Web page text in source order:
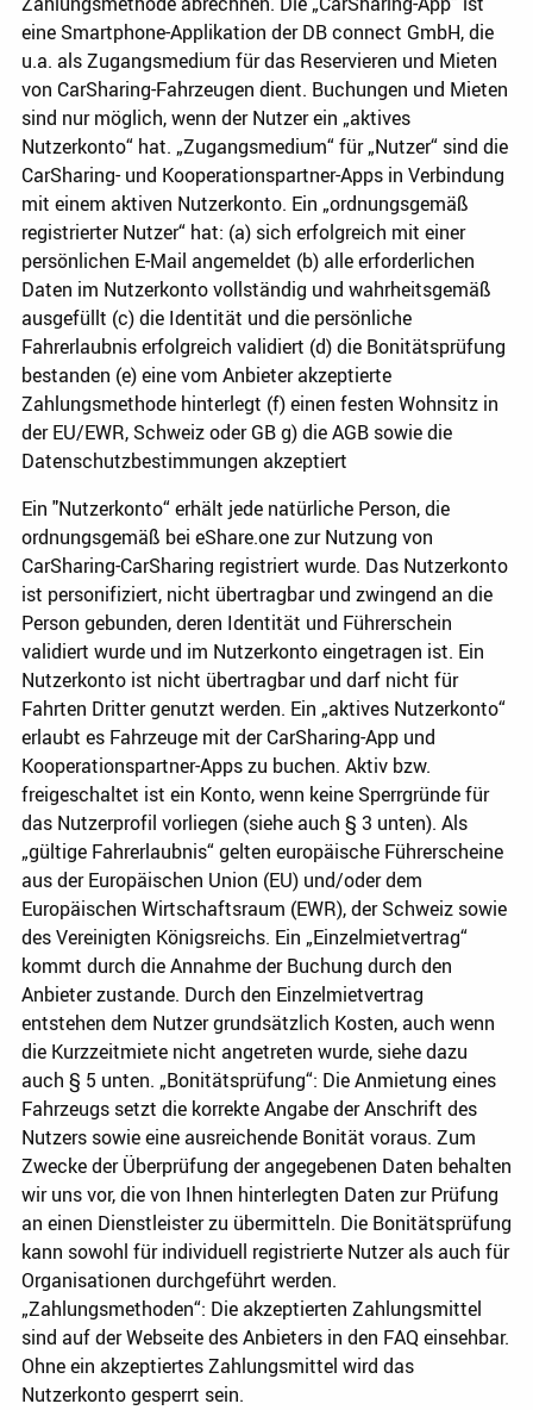
eine Smartphone-Applikation der DB connect GmbH, die
u.a. als Zugangsmedium für das Reservieren und Mieten
von CarSharing-Fahrzeugen dient. Buchungen und Mieten
sind nur möglich, wenn der Nutzer ein „aktives
Nutzerkonto“ hat. „Zugangsmedium“ für „Nutzer“ sind die
CarSharing- und Kooperationspartner-Apps in Verbindung
mit einem aktiven Nutzerkonto. Ein „ordnungsgemäß
registrierter Nutzer“ hat: (a) sich erfolgreich mit einer
persönlichen E-Mail angemeldet (b) alle erforderlichen
Daten im Nutzerkonto vollständig und wahrheitsgemäß
ausgefüllt (c) die Identität und die persönliche
Fahrerlaubnis erfolgreich validiert (d) die Bonitätsprüfung
bestanden (e) eine vom Anbieter akzeptierte
Zahlungsmethode hinterlegt (f) einen festen Wohnsitz in
der EU/EWR, Schweiz oder GB g) die AGB sowie die
Datenschutzbestimmungen akzeptiert
Ein "Nutzerkonto“ erhält jede natürliche Person, die
ordnungsgemäß bei eShare.one zur Nutzung von
CarSharing-CarSharing registriert wurde. Das Nutzerkonto
ist personifiziert, nicht übertragbar und zwingend an die
Person gebunden, deren Identität und Führerschein
validiert wurde und im Nutzerkonto eingetragen ist. Ein
Nutzerkonto ist nicht übertragbar und darf nicht für
Fahrten Dritter genutzt werden. Ein „aktives Nutzerkonto“
erlaubt es Fahrzeuge mit der CarSharing-App und
Kooperationspartner-Apps zu buchen. Aktiv bzw.
freigeschaltet ist ein Konto, wenn keine Sperrgründe für
das Nutzerprofil vorliegen (siehe auch § 3 unten). Als
„gültige Fahrerlaubnis“ gelten europäische Führerscheine
aus der Europäischen Union (EU) und/oder dem
Europäischen Wirtschaftsraum (EWR), der Schweiz sowie
des Vereinigten Königsreichs. Ein „Einzelmietvertrag“
kommt durch die Annahme der Buchung durch den
Anbieter zustande. Durch den Einzelmietvertrag
entstehen dem Nutzer grundsätzlich Kosten, auch wenn
die Kurzzeitmiete nicht angetreten wurde, siehe dazu
auch § 5 unten. „Bonitätsprüfung“: Die Anmietung eines
Fahrzeugs setzt die korrekte Angabe der Anschrift des
Nutzers sowie eine ausreichende Bonität voraus. Zum
Zwecke der Überprüfung der angegebenen Daten behalten
wir uns vor, die von Ihnen hinterlegten Daten zur Prüfung
an einen Dienstleister zu übermitteln. Die Bonitätsprüfung
kann sowohl für individuell registrierte Nutzer als auch für
Organisationen durchgeführt werden.
„Zahlungsmethoden“: Die akzeptierten Zahlungsmittel
sind auf der Webseite des Anbieters in den FAQ einsehbar.
Ohne ein akzeptiertes Zahlungsmittel wird das
Nutzerkonto gesperrt sein.